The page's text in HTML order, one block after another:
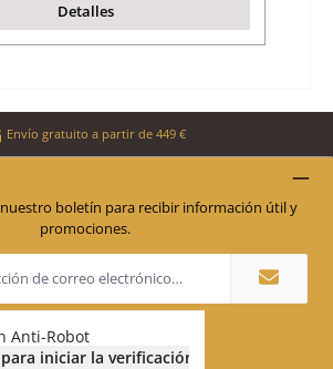
Detalles
Envío gratuito a partir de 449 €
boletín para recibir información útil y
promociones.
Anti-Robot
iniciar la verificación